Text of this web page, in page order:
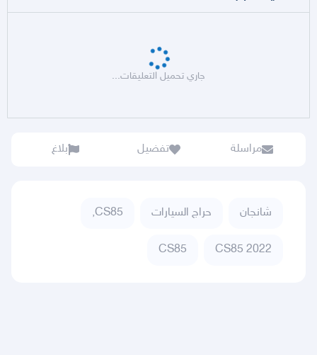
جاري تحميل التعليقات...
مراسلة تفضيل بلاغ
شانجان حراج السيارات CS85,
CS85 2022
CS85